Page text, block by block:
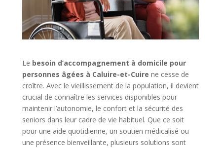
Le besoin d’accompagnement à domicile pour
personnes âgées à Caluire-et-Cuire ne cesse de
croître. Avec le vieillissement de la population, il devient
crucial de connaître les services disponibles pour
maintenir l’autonomie, le confort et la sécurité des
seniors dans leur cadre de vie habituel. Que ce soit
pour une aide quotidienne, un soutien médicalisé ou
une présence bienveillante, plusieurs solutions sont